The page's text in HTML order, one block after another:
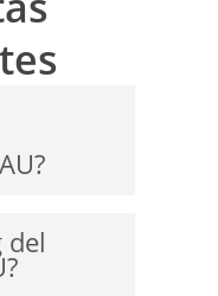
PayPal,
y
del